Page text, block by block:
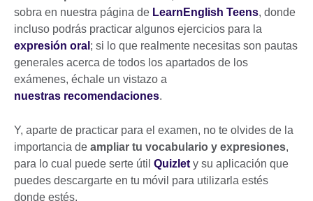
sobra en nuestra página de LearnEnglish Teens, donde
incluso podrás practicar algunos ejercicios para la
expresión oral ; si lo que realmente necesitas son pautas
generales acerca de todos los apartados de los
exámenes, échale un vistazo a
nuestras recomendaciones.
Y, aparte de practicar para el examen, no te olvides de la
importancia de ampliar tu vocabulario y expresiones,
para lo cual puede serte útil Quizlet y su aplicación que
puedes descargarte en tu móvil para utilizarla estés
donde estés.